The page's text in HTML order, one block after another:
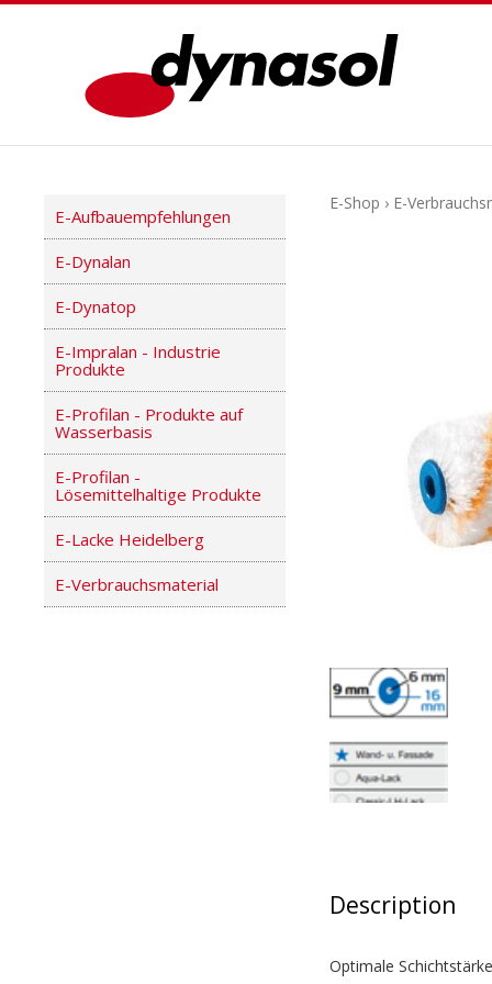
E-Aufbauempfehlungen
E-Dynalan
E-Dynatop
E-Impralan - Industrie
Produkte
E-Profilan - Produkte auf
Wasserbasis
E-Profilan -
Lösemittelhaltige Produkte
E-Lacke Heidelberg
E-Verbrauchsmaterial
E-Shop › E-
Description
Optimale